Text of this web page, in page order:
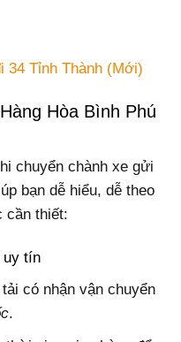
34 Tỉnh Thành (Mới)
Hòa Bình Phú
chuyển chành xe gửi
bạn dễ hiểu, dễ theo
cần thiết:
uy tín
có nhận vận chuyển
.